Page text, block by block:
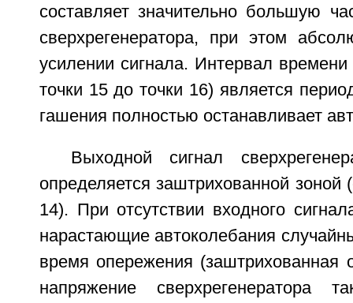
составляет значительно большую
сверхрегенератора, при этом
усилении сигнала. Интервал времени
точки 15 до точки 16) является
гашения полностью останавливает
Выходной сигнал
определяется заштрихованной зоной
14). При отсутствии входного
нарастающие автоколебания
время опережения (заштрихованная
напряжение сверхрегенератора